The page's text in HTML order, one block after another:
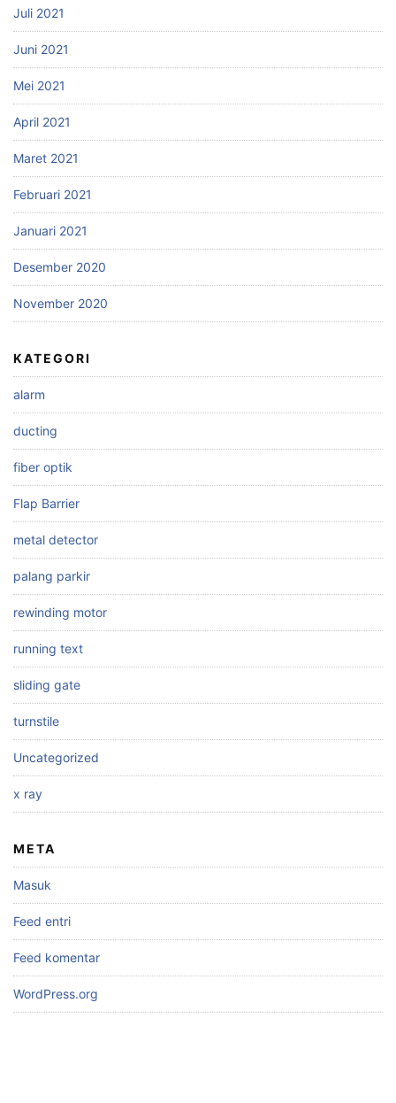
Juli 2021
Juni 2021
Mei 2021
April 2021
Maret 2021
Februari 2021
Januari 2021
Desember 2020
November 2020
KATEGORI
alarm
ducting
fiber optik
Flap Barrier
metal detector
palang parkir
rewinding motor
running text
sliding gate
turnstile
Uncategorized
x ray
META
Masuk
Feed entri
Feed komentar
WordPress.org